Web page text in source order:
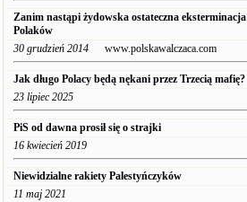
Zanim nastąpi żydowska ostateczna eksterminacja
Polaków
30 grudzień 2014 www.polskawalczaca.com
Jak długo Polacy będą nękani przez Trzecią mafię?
23 lipiec 2025
PiS od dawna prosił się o strajki
16 kwiecień 2019
Niewidzialne rakiety Palestyńczyków
11 maj 2021